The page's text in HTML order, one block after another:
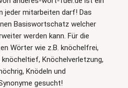
jeder mitarbeiten darf! Das
Basiswortschatz welcher
werden kann. Für die
Wörter wie z.B. knöchelfrei,
knöcheltief, Knöchelverletzung,
Knödeln und
gesucht!